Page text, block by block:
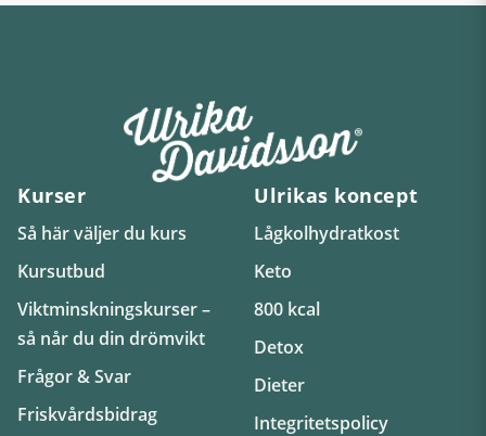
Kurser
Så här väljer du kurs
Kursutbud
Viktminskningskurser –
så når du din drömvikt
Frågor & Svar
Friskvårdsbidrag
Ulrikas koncept
Lågkolhydratkost
Keto
800 kcal
Detox
Dieter
Integritetspolicy